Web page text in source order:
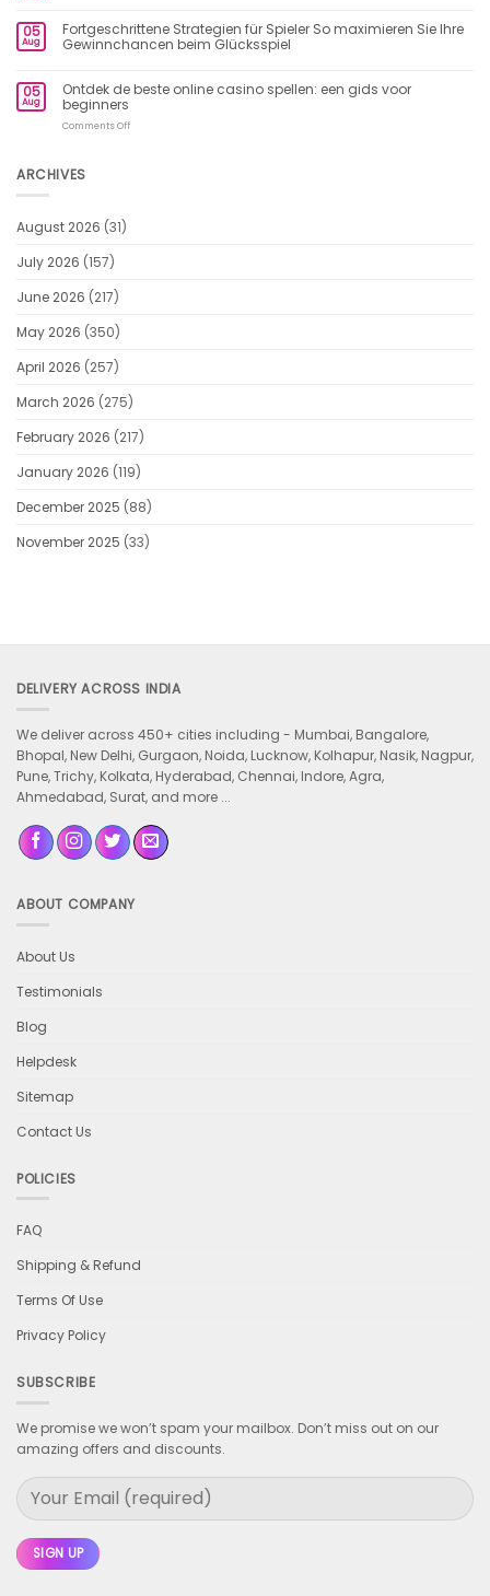
slots
tot
Siti
Slot
Online
licenza
e
05
Aug
Fortgeschrittene Strategien für Spieler So maximieren Sie Ihre
Gewinnchancen beim Glücksspiel
05
Aug
Ontdek de beste online casino spellen: een gids voor
beginners
Comments Offon
ARCHIVES
August 2026 (31)
July 2026 (157)
June 2026 (217)
May 2026 (350)
April 2026 (257)
March 2026 (275)
February 2026 (217)
January 2026 (119)
December 2025 (88)
November 2025 (33)
DELIVERY ACROSS INDIA
We deliver across 450+ cities including - Mumbai, Bangalore,
Bhopal, New Delhi, Gurgaon, Noida, Lucknow, Kolhapur, Nasik, Nagpur,
Pune, Trichy, Kolkata, Hyderabad, Chennai, Indore, Agra,
Ahmedabad, Surat, and more ...
ABOUT COMPANY
About Us
Testimonials
Blog
Helpdesk
Sitemap
Contact Us
POLICIES
FAQ
Shipping & Refund
Terms Of Use
Privacy Policy
SUBSCRIBE
We promise we won’t spam your mailbox. Don’t miss out on our
amazing offers and discounts.